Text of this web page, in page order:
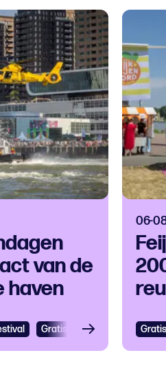
van de
haven
Gratis Festival
06-